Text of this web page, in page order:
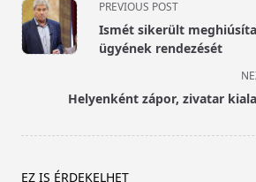
<span
class="nav-
subtitle
text">Page</span>
PREVIOUS POST
Ismét sikerült
ügyének rendezését
Helyenként zápor, zivatar
EZ IS ÉRDEKELHET